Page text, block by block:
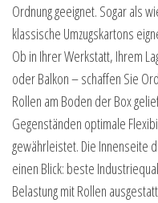
Ordnung geeignet. Sogar als
klassische Umzugskartons
Ob in Ihrer Werkstatt, Ihrem
oder Balkon – schaffen Sie
Rollen am Boden der Box
Gegenständen optimale
gewährleistet. Die Innenseite
einen Blick: beste
Belastung mit Rollen